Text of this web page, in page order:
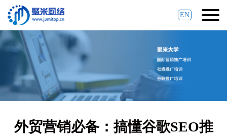
EN
外贸营销必备：搞懂谷歌SEO推